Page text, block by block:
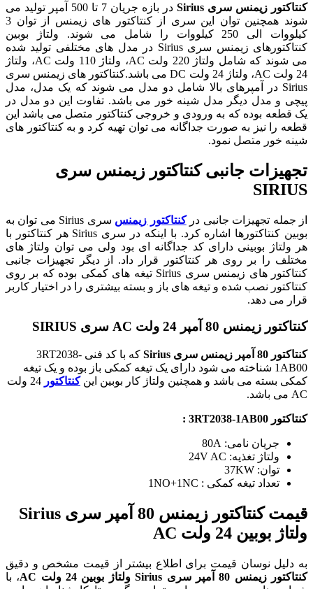
کنتاکتور زیمنس سری Sirius
در بازه جریان 7 تا 500 آمپر تولید می
شوند همچنین توان این سری از کنتاکتور های زیمنس از توان 3
کیلووات الی 250 کیلووات را شامل می شوند. ولتاژ بوبین
کنتاکتورهای زیمنس سری Sirius در مدل های مختلفی تولید شده
می شوند که شامل ولتاژ 220 ولت AC، ولتاژ 110 ولت AC، ولتاژ
24 ولت AC، ولتاژ 24 ولت DC می باشد.کنتاکتور های زیمنس سری
Sirius در آمپرهای بالا شامل دو مدل می شوند که یک مدل، مدل
پیچی و مدل دیگر مدل شینه خور می باشد. تفاوت این دو مدل در
یک قطعه بوده که به ورودی و خروجی کنتاکتور متصل می باشد این
قطعه را نیز به صورت جداگانه می توان تهیه کرد و به کنتاکتور های
شینه خور متصل نمود.
تجهیزات جانبی کنتاکتور زیمنس سری
SIRIUS
از جمله تجهیزات جانبی درکنتاکتور زیمنس
سری Sirius می توان به
بوبین کنتاکتورها اشاره کرد. با اینکه در سری Sirius هر کنتاکتور با
هر ولتاژ بوبینی دارای کد جداگانه ای بود ولی می توان ولتاژ های
مختلف را بر روی هر کنتاکتور قرار داد. از دیگر تجهیزات جانبی
کنتاکتور های زیمنس سری Sirius تیغه های کمکی بوده که بر روی
کنتاکتور نصب شده و تیغه های باز و بسته بیشتری را در اختیار کاربر
قرار می دهد.
کنتاکتور زیمنس 80 آمپر 24 ولت AC سری SIRIUS
کنتاکتور 80 آمپر زیمنس سری Sirius
که با کد فنی 3RT2038-
1AB00 شناخته می شود دارای یک تیغه کمکی باز بوده و یک تیغه
کمکی بسته می باشد و همچنین ولتاژ کار بوبین اینکنتاکتور
24 ولت
AC می باشد.
کنتاکتور 3RT2038-1AB00 :
جریان نامی: 80A
ولتاژ تغذیه: 24V AC
توان: 37KW
تعداد تیغه کمکی : 1NO+1NC
قیمت کنتاکتور زیمنس 80 آمپر سری Sirius
ولتاژ بوبین 24 ولت AC
به دلیل نوسان قیمت برای اطلاع بیشتر از قیمت مشخص و دقیق
کنتاکتور زیمنس 80 آمپر سری Sirius ولتاژ بوبین 24 ولت AC
، با